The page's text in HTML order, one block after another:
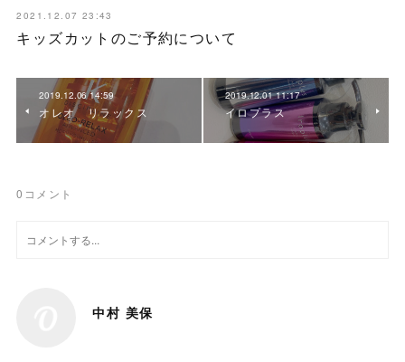
2021.12.07 23:43
キッズカットのご予約について
2019.12.06 14:59
オレオ リラックス
2019.12.01 11:17
イロプラス
0 コメント
中村 美保